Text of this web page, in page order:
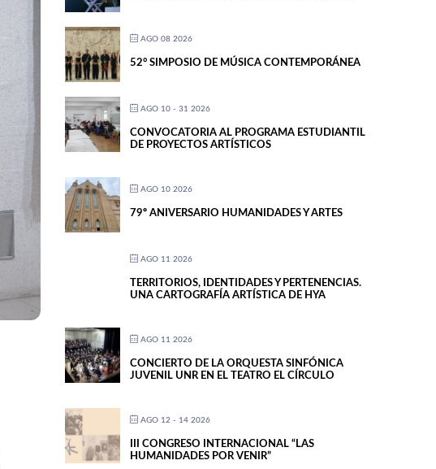
AGO 08 2026
52° SIMPOSIO DE MÚSICA CONTEMPORÁNEA
AGO 10 - 31 2026
CONVOCATORIA AL PROGRAMA ESTUDIANTIL
DE PROYECTOS ARTÍSTICOS
AGO 10 2026
79º ANIVERSARIO HUMANIDADES Y ARTES
AGO 11 2026
TERRITORIOS, IDENTIDADES Y PERTENENCIAS.
UNA CARTOGRAFÍA ARTÍSTICA DE HYA
AGO 11 2026
CONCIERTO DE LA ORQUESTA SINFÓNICA
JUVENIL UNR EN EL TEATRO EL CÍRCULO
AGO 12 - 14 2026
III CONGRESO INTERNACIONAL “LAS
HUMANIDADES POR VENIR”